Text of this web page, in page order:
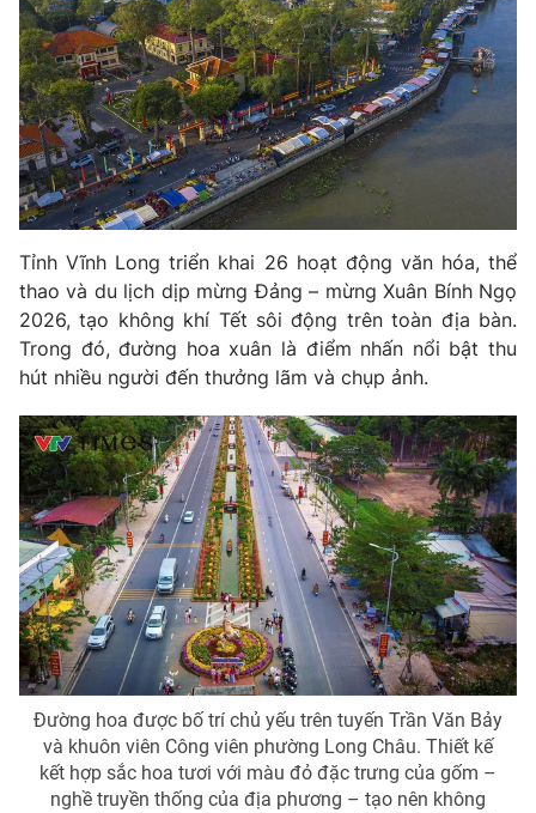
Góc doanh nghiệp
Truyền hình
Phim VTV
Hậu trường
Nhân vật
Khán giả
Giải sao mai
Giải trí
Điện ảnh
Âm nhạc
Đời sống
Du lịch
Làm đẹp
Chất lượng cuộc sống
Giáo dục
Tuyển sinh
Học trực tuyến
Công nghệ
Hitech Công nghệ tương lai
Thị trường
Tư vấn
Giao lưu trực tuyến
Lịch phát sóng
Chuyên mục khác
Emagazine Podcast
Photo Infographic
Video Shorts video
VTV Money VTV Thể thao
Tỉnh Vĩnh Long triển khai 26 hoạt động văn hóa, thể
thao và du lịch dịp mừng Đảng – mừng Xuân Bính Ngọ
2026, tạo không khí Tết sôi động trên toàn địa bàn.
Trong đó, đường hoa xuân là điểm nhấn nổi bật thu
hút nhiều người đến thưởng lãm và chụp ảnh.
Đường hoa được bố trí chủ yếu trên tuyến Trần Văn Bảy
và khuôn viên Công viên phường Long Châu. Thiết kế
kết hợp sắc hoa tươi với màu đỏ đặc trưng của gốm –
nghề truyền thống của địa phương – tạo nên không